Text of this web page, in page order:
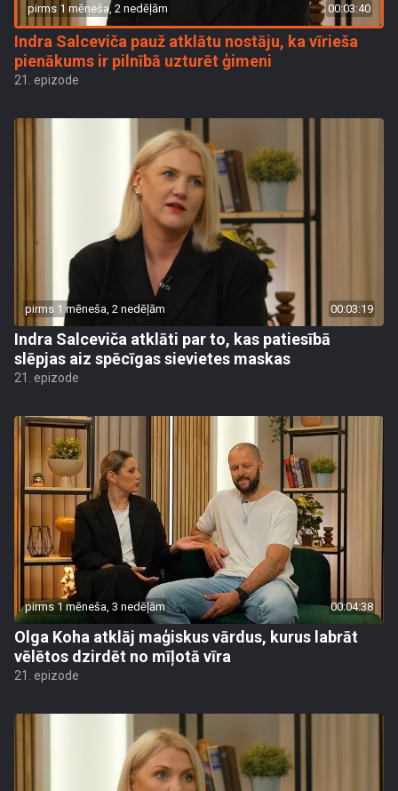
pirms 1 mēneša, 2 nedēļām 00:03:40
Indra Salceviča pauž atklātu nostāju, ka vīrieša
pienākums ir pilnībā uzturēt ģimeni
21. epizode
pirms 1 mēneša, 2 nedēļām 00:03:19
Indra Salceviča atklāti par to, kas patiesībā
slēpjas aiz spēcīgas sievietes maskas
21. epizode
pirms 1 mēneša, 3 nedēļām 00:04:38
Olga Koha atklāj maģiskus vārdus, kurus labrāt
vēlētos dzirdēt no mīļotā vīra
21. epizode